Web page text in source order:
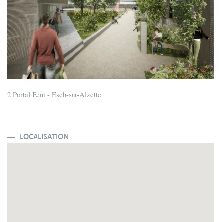
2 Portal Eent - Esch-sur-Alzette
LOCALISATION